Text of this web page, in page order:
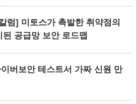
럼] 미토스가 촉발한 취약점의
공급망 보안 로드맵
버보안 테스트서 가짜 신원 만